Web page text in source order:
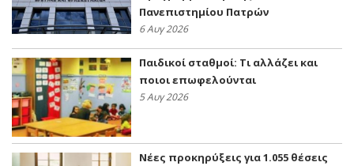
Πανεπιστημίου Πατρών
6 Αυγ 2026
Παιδικοί σταθμοί: Τι αλλάζει και
ποιοι επωφελούνται
5 Αυγ 2026
Νέες προκηρύξεις για 1.055 θέσεις